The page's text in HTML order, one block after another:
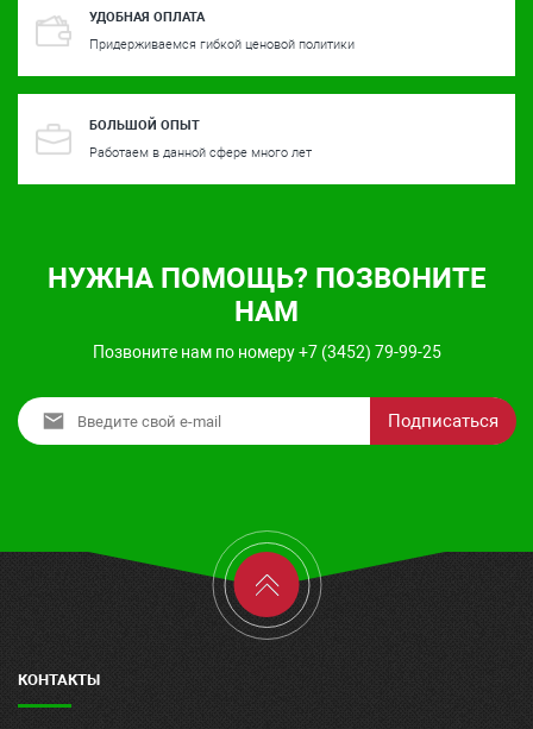
УДОБНАЯ ОПЛАТА
Придерживаемся гибкой ценовой политики
БОЛЬШОЙ ОПЫТ
Работаем в данной сфере много лет
НУЖНА ПОМОЩЬ? ПОЗВОНИТЕ
НАМ
Позвоните нам по номеру +7 (3452) 79-99-25
Подписаться
КОНТАКТЫ